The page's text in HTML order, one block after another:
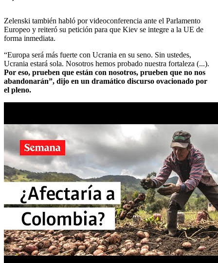
Zelenski también habló por videoconferencia ante el Parlamento
Europeo y reiteró su petición para que Kiev se integre a la UE de
forma inmediata.
“Europa será más fuerte con Ucrania en su seno. Sin ustedes,
Ucrania estará sola. Nosotros hemos probado nuestra fortaleza (...).
Por eso, prueben que están con nosotros, prueben que no nos
abandonarán”, dijo en un dramático discurso ovacionado por
el pleno.